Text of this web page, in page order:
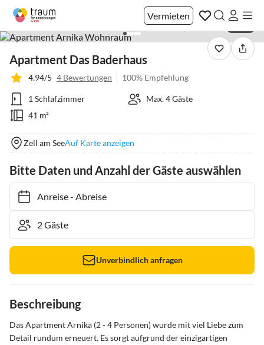
Vermieten
Apartment Das Baderhaus
4.94/5 4 Bewertungen 100% Empfehlung
1 Schlafzimmer
Max. 4 Gäste
41 m²
Zell am SeeAuf Karte anzeigen
Bitte Daten und Anzahl der Gäste auswählen
Anreise- Abreise
Unverbindlich anfragen
Beschreibung
Das Apartment Arnika (2 - 4 Personen) wurde mit viel Liebe zum
Detail rundum erneuert. Es sorgt aufgrund der einzigartigen